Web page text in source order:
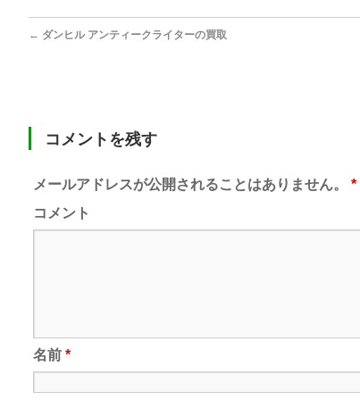
← ダンヒル アンティークライターの買取
コメントを残す
メールアドレスが公開されることはありません。 *
コメント
名前 *